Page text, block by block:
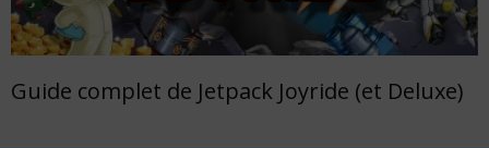
Guide complet de Jetpack Joyride (et Deluxe)